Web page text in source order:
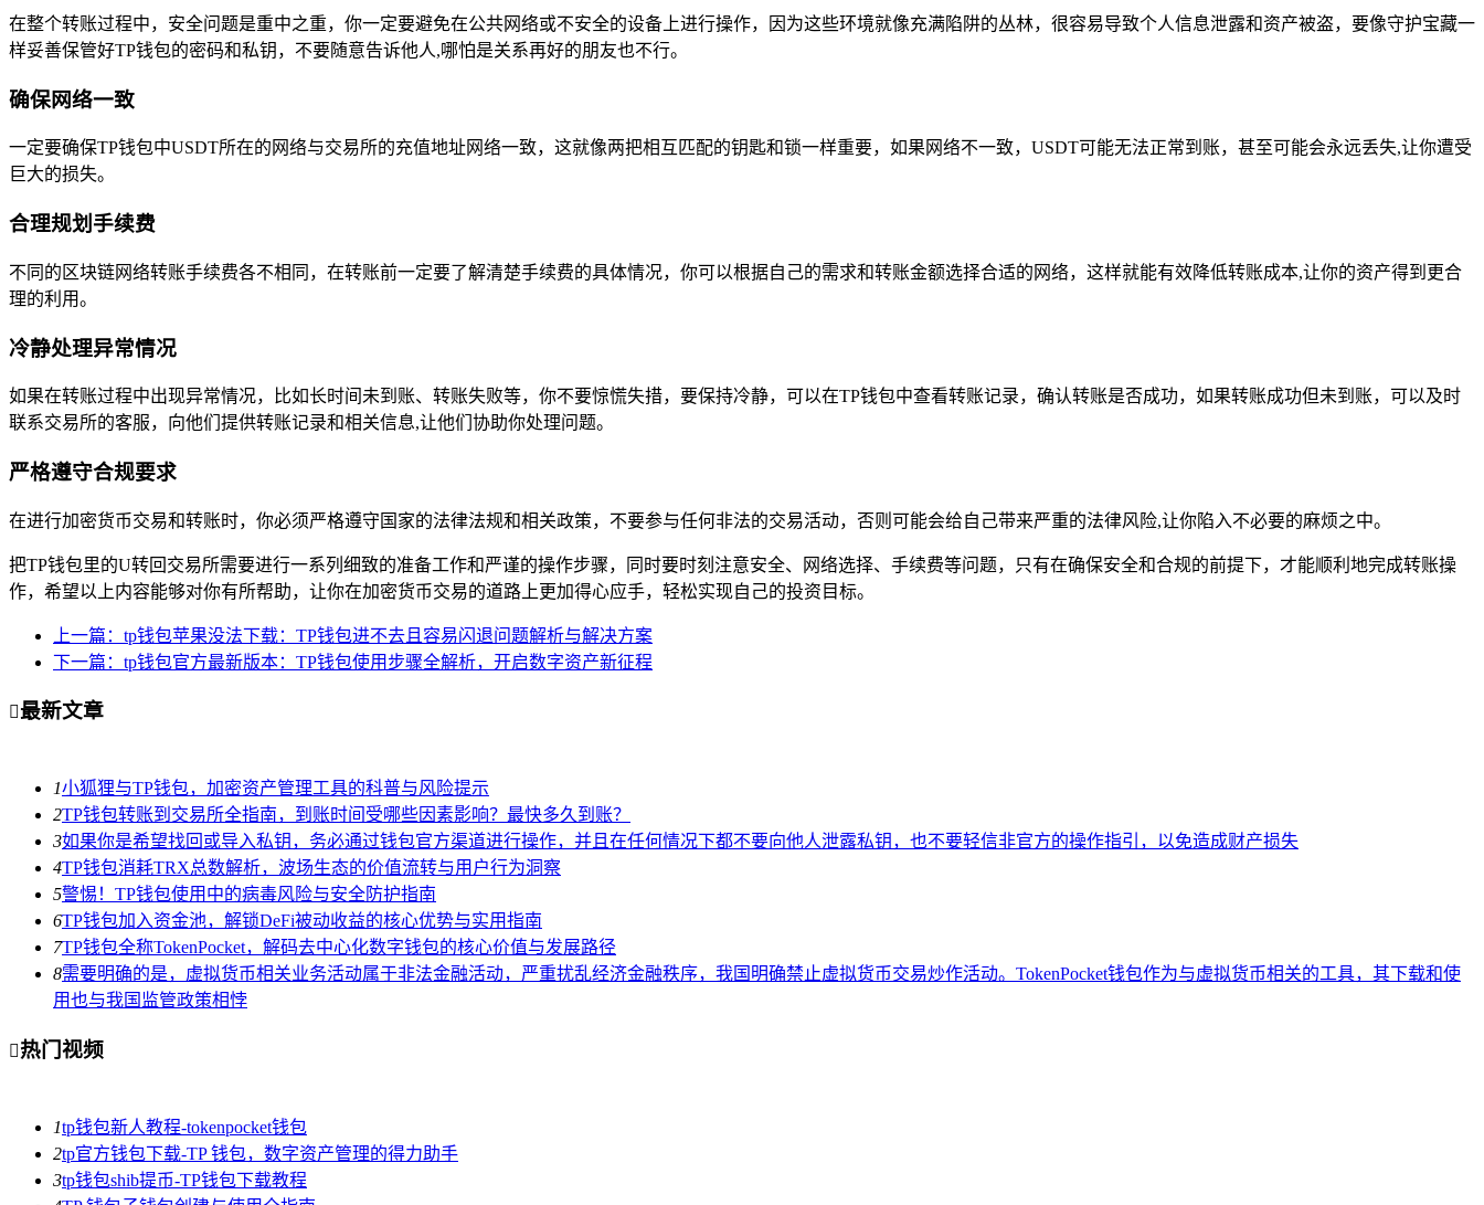
在整个转账过程中，安全问题是重中之重，你一定要避免在公共网络或不安全的设备上进行操作，因为这些环境就像充满陷阱的丛林，很容易导致个人信息泄露和资产被盗，要像守护宝藏一
样妥善保管好TP钱包的密码和私钥，不要随意告诉他人,哪怕是关系再好的朋友也不行。
确保网络一致
一定要确保TP钱包中USDT所在的网络与交易所的充值地址网络一致，这就像两把相互匹配的钥匙和锁一样重要，如果网络不一致，USDT可能无法正常到账，甚至可能会永远丢失,让你遭受
巨大的损失。
合理规划手续费
不同的区块链网络转账手续费各不相同，在转账前一定要了解清楚手续费的具体情况，你可以根据自己的需求和转账金额选择合适的网络，这样就能有效降低转账成本,让你的资产得到更合
理的利用。
冷静处理异常情况
如果在转账过程中出现异常情况，比如长时间未到账、转账失败等，你不要惊慌失措，要保持冷静，可以在TP钱包中查看转账记录，确认转账是否成功，如果转账成功但未到账，可以及时
联系交易所的客服，向他们提供转账记录和相关信息,让他们协助你处理问题。
严格遵守合规要求
在进行加密货币交易和转账时，你必须严格遵守国家的法律法规和相关政策，不要参与任何非法的交易活动，否则可能会给自己带来严重的法律风险,让你陷入不必要的麻烦之中。
把TP钱包里的U转回交易所需要进行一系列细致的准备工作和严谨的操作步骤，同时要时刻注意安全、网络选择、手续费等问题，只有在确保安全和合规的前提下，才能顺利地完成转账操
作，希望以上内容能够对你有所帮助，让你在加密货币交易的道路上更加得心应手，轻松实现自己的投资目标。
上一篇：tp钱包苹果没法下载：TP钱包进不去且容易闪退问题解析与解决方案
下一篇：tp钱包官方最新版本：TP钱包使用步骤全解析，开启数字资产新征程
最新文章
1小狐狸与TP钱包，加密资产管理工具的科普与风险提示
2TP钱包转账到交易所全指南，到账时间受哪些因素影响？最快多久到账？
3如果你是希望找回或导入私钥，务必通过钱包官方渠道进行操作，并且在任何情况下都不要向他人泄露私钥，也不要轻信非官方的操作指引，以免造成财产损失
4TP钱包消耗TRX总数解析，波场生态的价值流转与用户行为洞察
5警惕！TP钱包使用中的病毒风险与安全防护指南
6TP钱包加入资金池，解锁DeFi被动收益的核心优势与实用指南
7TP钱包全称TokenPocket，解码去中心化数字钱包的核心价值与发展路径
8需要明确的是，虚拟货币相关业务活动属于非法金融活动，严重扰乱经济金融秩序，我国明确禁止虚拟货币交易炒作活动。TokenPocket钱包作为与虚拟货币相关的工具，其下载和使
用也与我国监管政策相悖
热门视频
1tp钱包新人教程-tokenpocket钱包
2tp官方钱包下载-TP 钱包，数字资产管理的得力助手
3tp钱包shib提币-TP钱包下载教程